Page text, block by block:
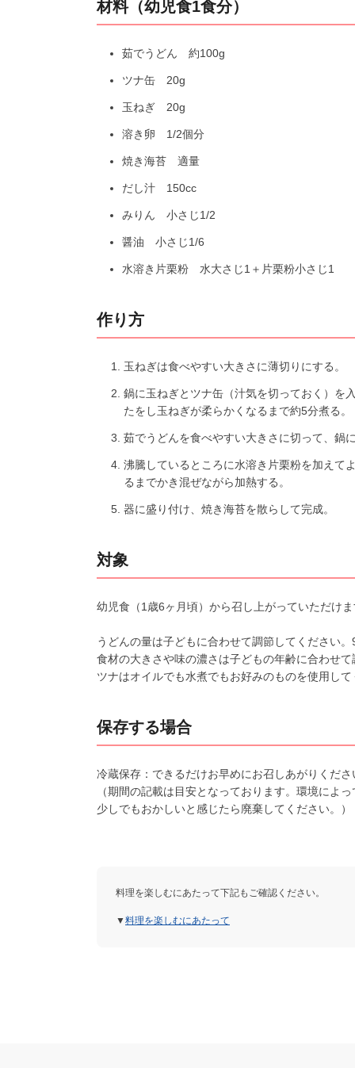
材料（幼児食1食分）
茹でうどん 約100g
ツナ缶 20g
玉ねぎ 20g
溶き卵 1/2個分
焼き海苔 適量
だし汁 150cc
みりん 小さじ1/2
醤油 小さじ1/6
水溶き片栗粉 水大さじ1＋片栗粉小さじ1
作り方
玉ねぎは食べやすい大きさに薄切りにする。
鍋に玉ねぎとツナ缶（汁気を切っておく）を
たをし玉ねぎが柔らかくなるまで約5分煮る。
茹でうどんを食べやすい大きさに切って、鍋
沸騰しているところに水溶き片栗粉を加えて
るまでかき混ぜながら加熱する。
器に盛り付け、焼き海苔を散らして完成。
対象
幼児食（1歳6ヶ月頃）から召し上がっていただけ
うどんの量は子どもに合わせて調節してください
食材の大きさや味の濃さは子どもの年齢に合わせ
ツナはオイルでも水煮でもお好みのものを使用し
保存する場合
冷蔵保存：できるだけお早めにお召しあがりくだ
（期間の記載は目安となっております。環境によ
少しでもおかしいと感じたら廃棄してください。）
料理を楽しむにあたって下記もご確認ください。
▼料理を楽しむにあたって